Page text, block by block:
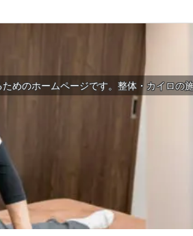
めのホームページです。整体・カイロの